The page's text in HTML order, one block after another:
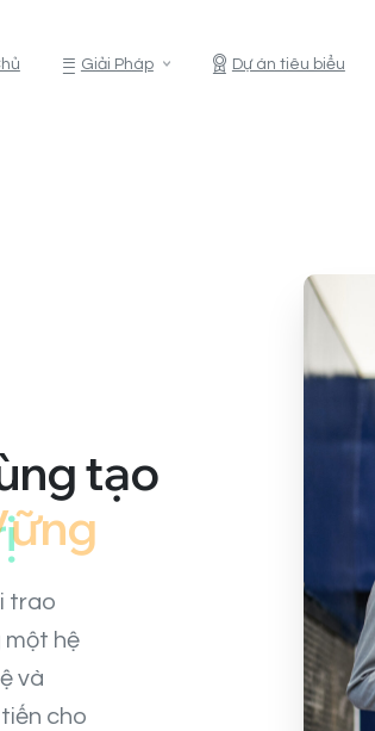
Giải Pháp Dự án tiêu biểu
tạo
trao
một hệ
và
cho